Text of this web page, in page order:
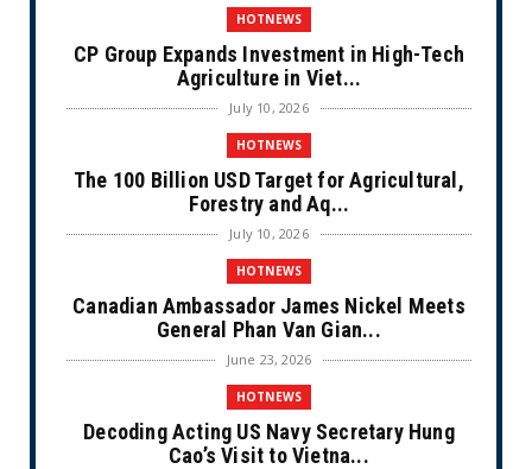
HOTNEWS
CP Group Expands Investment in High-Tech
Agriculture in Viet...
July 10, 2026
HOTNEWS
The 100 Billion USD Target for Agricultural,
Forestry and Aq...
July 10, 2026
HOTNEWS
Canadian Ambassador James Nickel Meets
General Phan Van Gian...
June 23, 2026
HOTNEWS
Decoding Acting US Navy Secretary Hung
Cao’s Visit to Vietna...